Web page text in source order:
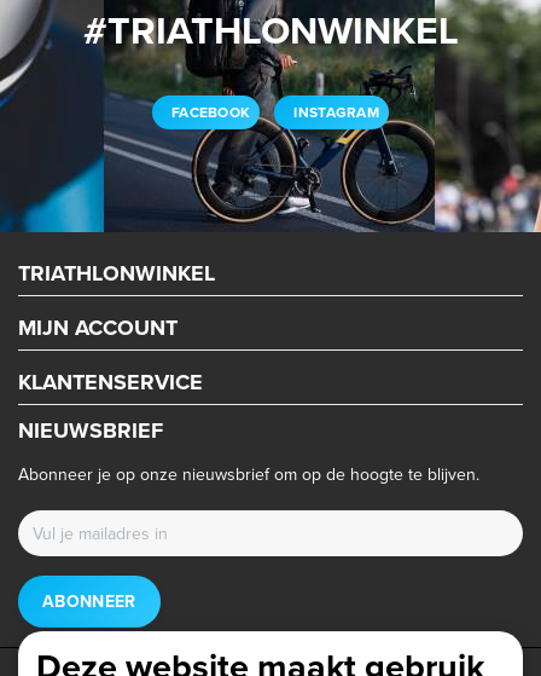
#TRIATHLONWINKEL
FACEBOOK INSTAGRAM
TRIATHLONWINKEL
MIJN ACCOUNT
KLANTENSERVICE
NIEUWSBRIEF
Abonneer je op onze nieuwsbrief om op de hoogte te blijven.
ABONNEER